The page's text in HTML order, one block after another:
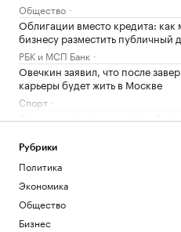
Общество
Облигации вместо кредита: как
бизнесу разместить публичный
РБК и МСП Банк
Овечкин заявил, что после
карьеры будет жить в Москве
Спорт
Фермы, рестораны и отели
РБК и РСХБ
У побережья Турции обнаружили
Политика
«Арсенал» совершил один из
дорогих трансферов в своей
Рубрики
Политика
Экономика
Общество
Бизнес